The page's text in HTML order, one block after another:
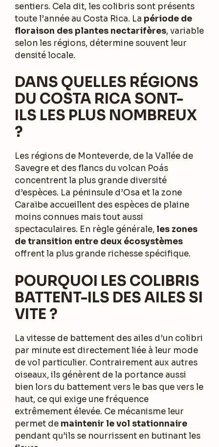
sentiers. Cela dit, les colibris sont présents
toute l’année au Costa Rica. La période de
floraison des plantes nectarifères, variable
selon les régions, détermine souvent leur
densité locale.
DANS QUELLES RÉGIONS
DU COSTA RICA SONT-
ILS LES PLUS NOMBREUX
?
Les régions de Monteverde, de la Vallée de
Savegre et des flancs du volcan Poás
concentrent la plus grande diversité
d’espèces. La péninsule d’Osa et la zone
Caraïbe accueillent des espèces de plaine
moins connues mais tout aussi
spectaculaires. En règle générale,les zones
de transition entre deux écosystèmes
offrent la plus grande richesse spécifique.
POURQUOI LES COLIBRIS
BATTENT-ILS DES AILES SI
VITE ?
La vitesse de battement des ailes d’un colibri
par minute est directement liée à leur mode
de vol particulier. Contrairement aux autres
oiseaux, ils génèrent de la portance aussi
bien lors du battement vers le bas que vers le
haut, ce qui exige une fréquence
extrêmement élevée. Ce mécanisme leur
permet de maintenir le vol stationnaire
pendant qu’ils se nourrissent en butinant les